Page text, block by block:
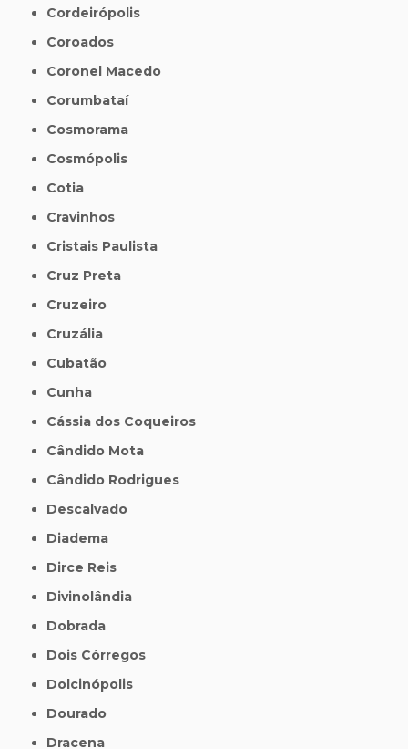
Cordeirópolis
Coroados
Coronel Macedo
Corumbataí
Cosmorama
Cosmópolis
Cotia
Cravinhos
Cristais Paulista
Cruz Preta
Cruzeiro
Cruzália
Cubatão
Cunha
Cássia dos Coqueiros
Cândido Mota
Cândido Rodrigues
Descalvado
Diadema
Dirce Reis
Divinolândia
Dobrada
Dois Córregos
Dolcinópolis
Dourado
Dracena